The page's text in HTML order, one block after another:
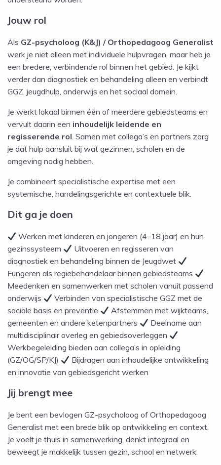
Jouw rol
Als GZ-psycholoog (K&J) / Orthopedagoog Generalist
werk je niet alleen met individuele hulpvragen, maar heb je
een bredere, verbindende rol binnen het gebied. Je kijkt
verder dan diagnostiek en behandeling alleen en verbindt
GGZ, jeugdhulp, onderwijs en het sociaal domein.
Je werkt lokaal binnen één of meerdere gebiedsteams en
vervult daarin een inhoudelijk leidende en
regisserende rol . Samen met collega’s en partners zorg
je dat hulp aansluit bij wat gezinnen, scholen en de
omgeving nodig hebben.
Je combineert specialistische expertise met een
systemische, handelingsgerichte en contextuele blik.
Dit ga je doen
Werken met kinderen en jongeren (4–18 jaar) en hun
gezinssysteem
Uitvoeren en regisseren van
diagnostiek en behandeling binnen de Jeugdwet
Fungeren als regiebehandelaar binnen gebiedsteams
Meedenken en samenwerken met scholen vanuit passend
onderwijs
Verbinden van specialistische GGZ met de
sociale basis en preventie
Afstemmen met wijkteams,
gemeenten en andere ketenpartners
Deelname aan
multidisciplinair overleg en gebiedsoverleggen
Werkbegeleiding bieden aan collega’s in opleiding
(GZ/OG/SP/KJ)
Bijdragen aan inhoudelijke ontwikkeling
en innovatie van gebiedsgericht werken
Jij brengt mee
Je bent een bevlogen GZ-psycholoog of Orthopedagoog
Generalist met een brede blik op ontwikkeling en context.
Je voelt je thuis in samenwerking, denkt integraal en
beweegt je makkelijk tussen gezin, school en netwerk.